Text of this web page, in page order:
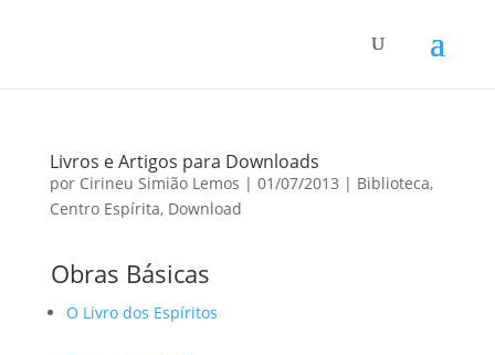
Livros e Artigos para Downloads
por Cirineu Simião Lemos | 01/07/2013 | Biblioteca,
Centro Espírita, Download
Obras Básicas
O Livro dos Espíritos